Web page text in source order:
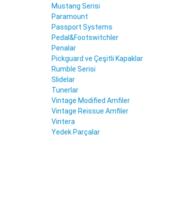
Mustang Serisi
Paramount
Passport Systems
Pedal&Footswitchler
Penalar
Pickguard ve Çeşitli Kapaklar
Rumble Serisi
Slidelar
Tunerlar
Vintage Modified Amfiler
Vintage Reissue Amfiler
Vintera
Yedek Parçalar